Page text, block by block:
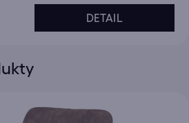
DETAIL